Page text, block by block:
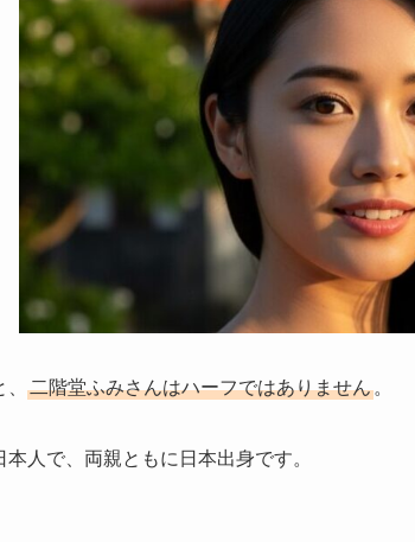
二階堂ふみさんはハーフではありません 。
人で、両親ともに日本出身です。